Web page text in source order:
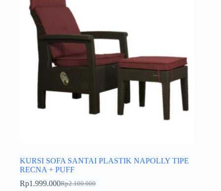
KURSI SOFA SANTAI PLASTIK NAPOLLY TIPE
RECNA + PUFF
Rp2.100.000
Harga
Rp1.999.000Harga